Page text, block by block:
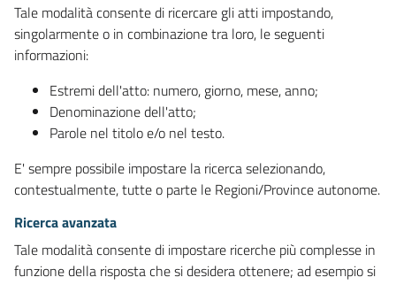
Tale modalità consente di ricercare gli atti impostando,
singolarmente o in combinazione tra loro, le seguenti
informazioni:
Estremi dell'atto: numero, giorno, mese, anno;
Denominazione dell'atto;
Parole nel titolo e/o nel testo.
E' sempre possibile impostare la ricerca selezionando,
contestualmente, tutte o parte le Regioni/Province autonome.
Ricerca avanzata
Tale modalità consente di impostare ricerche più complesse in
funzione della risposta che si desidera ottenere; ad esempio si